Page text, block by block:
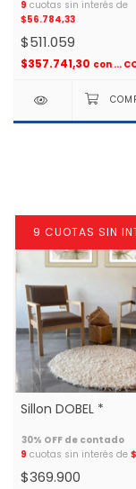
9 cuotas sin interés de
$56.784,33
$511.059
$357.741,30 con ...
9 CUOTAS SIN
Sillon DOBEL *
9 cuotas sin interés de
$369.900